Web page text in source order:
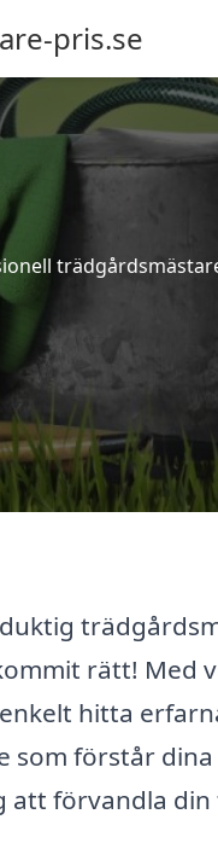
pris.se
rätt! Med
hitta
som förstår
att förvandla